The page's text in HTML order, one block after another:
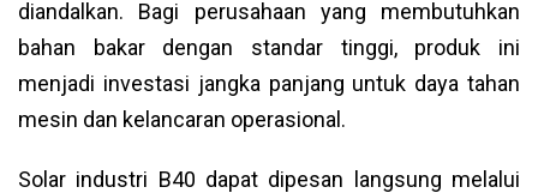
diandalkan. Bagi perusahaan yang membutuhkan
bahan bakar dengan standar tinggi, produk ini
menjadi investasi jangka panjang untuk daya tahan
mesin dan kelancaran operasional.
Solar industri B40 dapat dipesan langsung melalui